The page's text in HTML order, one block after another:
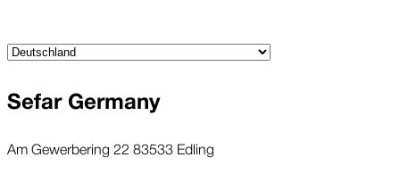
Sefar Germany
Am Gewerbering 22 83533 Edling